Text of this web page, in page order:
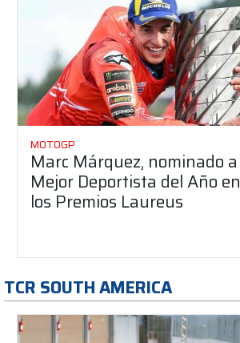
MOTOGP
Marc Márquez, nominado a
Mejor Deportista del Año en
los Premios Laureus
TCR SOUTH AMERICA